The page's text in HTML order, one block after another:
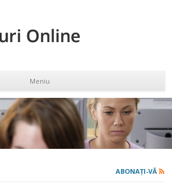
Meniu
Sari la conținut
ABONAȚI-VĂ